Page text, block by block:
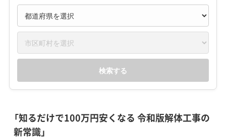
検索する
「知るだけで100万円安くなる 令和版解体工事の
新常識」